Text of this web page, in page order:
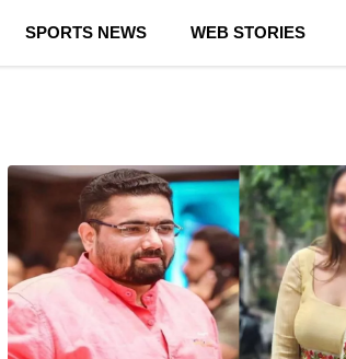
SPORTS NEWS WEB STORIES